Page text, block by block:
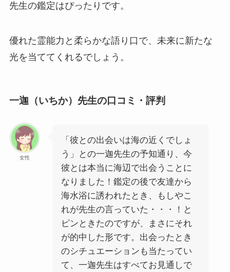
先生の鑑定はぴったりです。
優れた霊能力と柔らかな語り口で、未来に新たな
光を当ててくれるでしょう。
一迦（いちか）先生の口コミ・評判
女性
「彼との出会いは海の近くでしょ
う」との一迦先生の予知通り、今
彼とは本当に海辺で出会うことに
なりました！鑑定の後で友達から
海水浴に誘われたとき、もしやこ
れが先生の言っていた・・・！と
ピンときたのですが、まさにそれ
が的中した形です。出会ったとき
のシチュエーションも当たってい
て、一迦先生はすべてお見通しで